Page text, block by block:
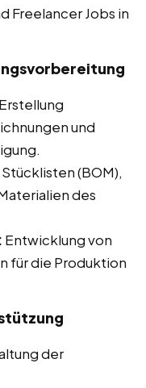
Freelancer Jobs in
Erstellung
und
(BOM),
des
Entwicklung von
für die Produktion
der